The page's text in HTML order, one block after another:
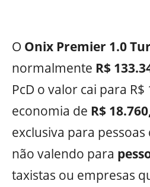
O Onix Premier 1.0
normalmente R$
PcD o valor cai para
economia de R$
exclusiva para
não valendo para
taxistas ou empresas